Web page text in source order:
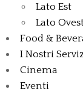
Lato Est
Lato
Food &
I Nostri
Cinema
Eventi